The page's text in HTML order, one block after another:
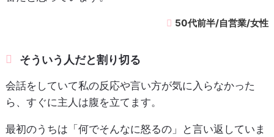
50代前半/自営業/女性
そういう人だと割り切る
会話をしていて私の反応や言い方が気に入らなかった
ら、すぐに主人は腹を立てます。
最初のうちは「何でそんなに怒るの」と言い返していま